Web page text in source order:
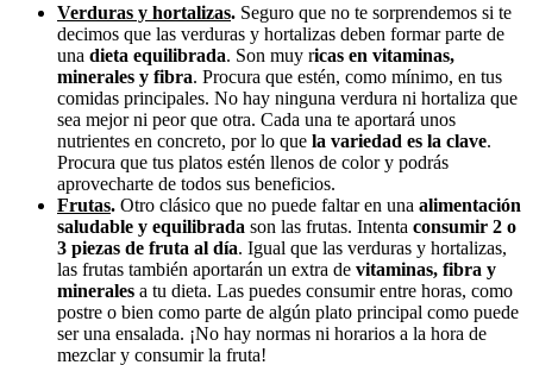
Verduras y hortalizas. Seguro que no te sorprendemos si te
decimos que las verduras y hortalizas deben formar parte de
una dieta equilibrada. Son muy ricas en vitaminas,
minerales y fibra. Procura que estén, como mínimo, en tus
comidas principales. No hay ninguna verdura ni hortaliza que
sea mejor ni peor que otra. Cada una te aportará unos
nutrientes en concreto, por lo que la variedad es la clave.
Procura que tus platos estén llenos de color y podrás
aprovecharte de todos sus beneficios.
Frutas. Otro clásico que no puede faltar en una alimentación
saludable y equilibrada son las frutas. Intenta consumir 2 o
3 piezas de fruta al día. Igual que las verduras y hortalizas,
las frutas también aportarán un extra de vitaminas, fibra y
minerales a tu dieta. Las puedes consumir entre horas, como
postre o bien como parte de algún plato principal como puede
ser una ensalada. ¡No hay normas ni horarios a la hora de
mezclar y consumir la fruta!